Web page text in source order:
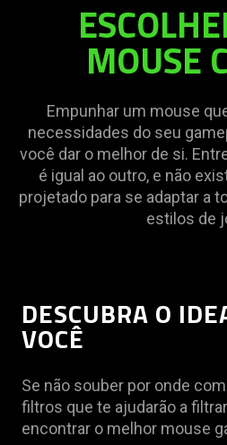
MOUSE
Empunhar um mouse
necessidades do seu
você dar o melhor de si.
é igual ao outro, e não
projetado para se adaptar a
estilos de
DESCUBRA O
VOCÊ
Se não souber por onde
filtros que te ajudarão a
encontrar o melhor mouse